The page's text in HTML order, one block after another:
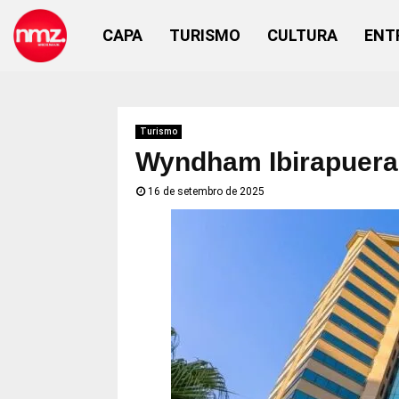
CAPA TURISMO CULTURA
Turismo
Wyndham
16 de setembro de 2025